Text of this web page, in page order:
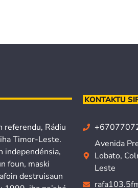
referendu, Rádiu
Timor-Leste.
independénsia,
foun, maski
destruisaun
KONTAKTU
Avenida
Lobato,
Leste